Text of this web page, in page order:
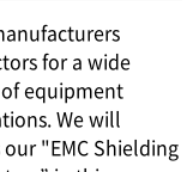
for a wide
equipment
We will
our "EMC Shielding